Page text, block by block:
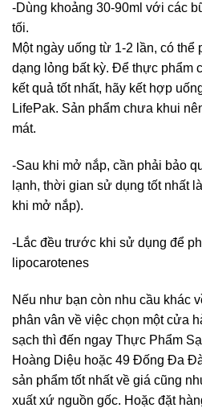
-Dùng khoảng 30-90ml với các
tối.
Một ngày uống từ 1-2 lần, có thể
dạng lỏng bất kỳ. Để thực phẩm
kết quả tốt nhất, hãy kết hợp
LifePak. Sản phẩm chưa khui
mát.
-Sau khi mở nắp, cần phải bảo
lạnh, thời gian sử dụng tốt nhất
khi mở nắp).
-Lắc đều trước khi sử dụng để
lipocarotenes
Nếu như bạn còn nhu cầu khác
phân vân về việc chọn một cửa
sạch thì đến ngay Thực Phẩm
Hoàng Diệu hoặc 49 Đống Đa
sản phẩm tốt nhất về giá cũng
xuất xứ nguồn gốc. Hoặc đặt